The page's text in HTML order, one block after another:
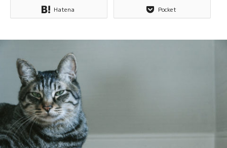
Hatena Pocket